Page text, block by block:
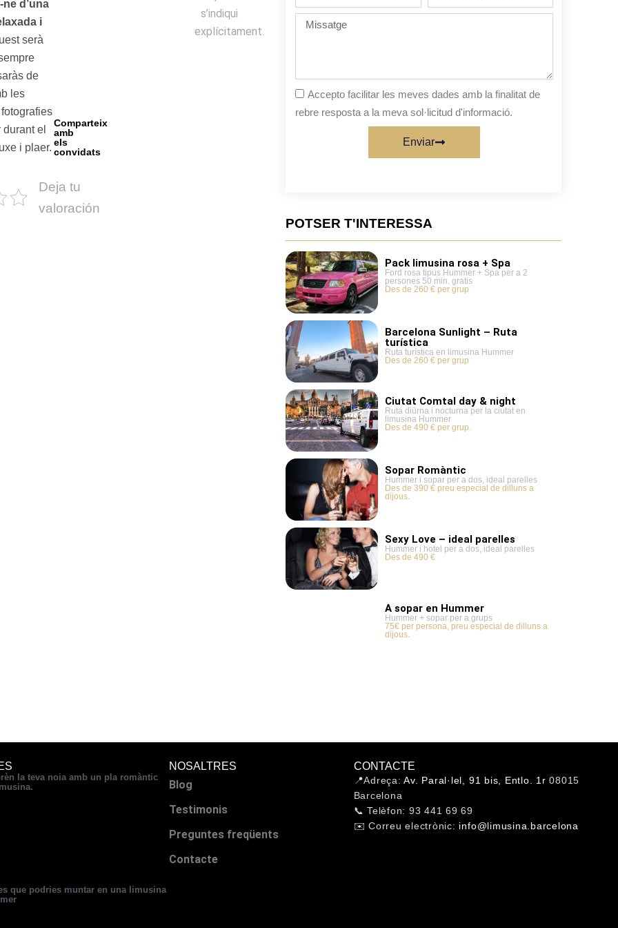
d’una
i
serà
de
les
el
i plaer.
Deja tu
valoración
Comparteix
amb
els
convidats
s’indiqui
explícitament.
la
festa
persones
Missatge
Accepto facilitar les meves dades amb la finalitat de
rebre resposta a la meva sol·licitud d'informació.
Enviar
POTSER T'INTERESSA
Pack limusina rosa + Spa
Ford rosa tipus Hummer + Spa per a 2
persones 50 min. gratis
Des de 260 € per grup
Barcelona Sunlight – Ruta
turística
Ruta turística en limusina Hummer
Des de 260 € per grup
Ciutat Comtal day & night
Ruta diürna i nocturna per la ciutat en
limusina Hummer
Des de 490 € per grup.
Sopar Romàntic
Hummer i sopar per a dos, ideal parelles
Des de 390 € preu especial de dilluns a
dijous.
Sexy Love – ideal parelles
Hummer i hotel per a dos, ideal parelles
Des de 490 €
A sopar en Hummer
Hummer + sopar per a grups
75€ per persona, preu especial de dilluns a
dijous.
la teva noia amb un pla romàntic
que podries muntar en una limusina
NOSALTRES
Blog
Testimonis
Preguntes freqüents
Contacte
CONTACTE
📍Adreça:Av. Paral·lel, 91 bis, Entlo. 1r 08015
Barcelona
📞 Telèfon: 93 441 69 69
✉️ Correu electrònic: info@limusina.barcelona